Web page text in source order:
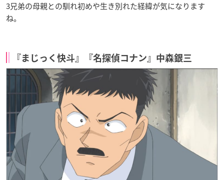
3兄弟の母親との馴れ初めや生き別れた経緯が気になります
ね。
『まじっく快斗』『名探偵コナン』中森銀三